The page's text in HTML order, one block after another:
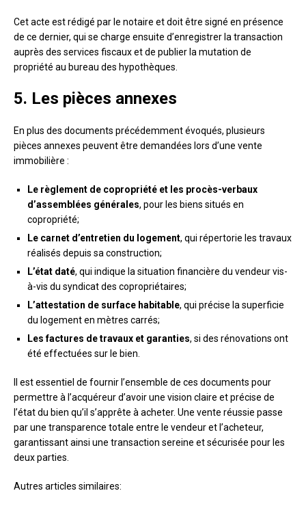
Cet acte est rédigé par le notaire et doit être signé en présence
de ce dernier, qui se charge ensuite d’enregistrer la transaction
auprès des services fiscaux et de publier la mutation de
propriété au bureau des hypothèques.
5. Les pièces annexes
En plus des documents précédemment évoqués, plusieurs
pièces annexes peuvent être demandées lors d’une vente
immobilière :
Le règlement de copropriété et les procès-verbaux
d’assemblées générales, pour les biens situés en
copropriété;
Le carnet d’entretien du logement, qui répertorie les travaux
réalisés depuis sa construction;
L’état daté, qui indique la situation financière du vendeur vis-
à-vis du syndicat des copropriétaires;
L’attestation de surface habitable, qui précise la superficie
du logement en mètres carrés;
Les factures de travaux et garanties, si des rénovations ont
été effectuées sur le bien.
Il est essentiel de fournir l’ensemble de ces documents pour
permettre à l’acquéreur d’avoir une vision claire et précise de
l’état du bien qu’il s’apprête à acheter. Une vente réussie passe
par une transparence totale entre le vendeur et l’acheteur,
garantissant ainsi une transaction sereine et sécurisée pour les
deux parties.
Autres articles similaires: